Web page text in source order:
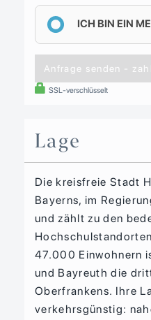
Anfrage senden -
SSL-verschlüsselt
ICH BIN EIN
Lage
Die kreisfreie Stadt
Bayerns, im
und zählt zu den
47.000 Einwohnern
und Bayreuth die
Oberfrankens. Ihre
verkehrsgünstig: